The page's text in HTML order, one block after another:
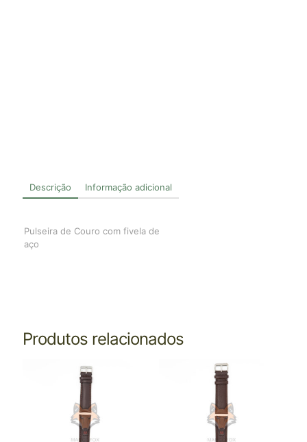
Descrição Informação adicional
Pulseira de Couro com fivela de
aço
Produtos relacionados